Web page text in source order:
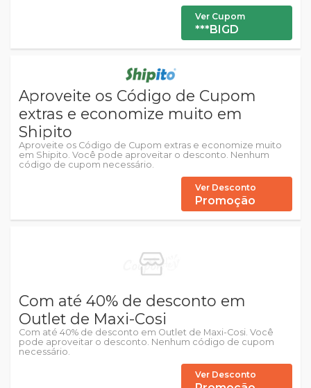
Ver Cupom
***BIGD
Aproveite os Código de Cupom
extras e economize muito em
Shipito
Aproveite os Código de Cupom extras e economize muito
em Shipito. Você pode aproveitar o desconto. Nenhum
código de cupom necessário.
Ver Desconto
Promoção
Com até 40% de desconto em
Outlet de Maxi-Cosi
Com até 40% de desconto em Outlet de Maxi-Cosi. Você
pode aproveitar o desconto. Nenhum código de cupom
necessário.
Ver Desconto